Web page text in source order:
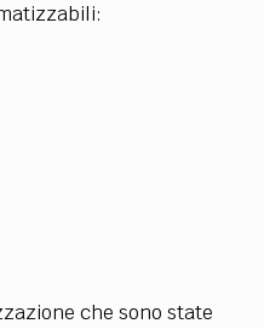
che sono state